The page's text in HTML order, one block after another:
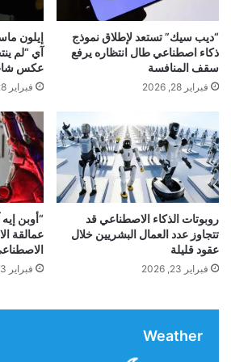
الذرات المحايدة
الصورة: ويل لاب/جامعة كولومبيا
أحد الأساليب الواعدة هوكتل من
التقاط الذرات والاحتفاظ بها
تسمىملاقط بصرية. تعمل هذه
فالضوء “يلتقط” الذرات الفردية
يمكن استخدام كل ذرة ككيوبت.
ض
ب
ر
ن
س
و
ن
و
ا
ل
خ
ر
ف
ط
!
“ديب سيك” تستعد لإطلاق نموذج
ذكاء اصطناعي طال انتظاره يرفع
سقف المنافسة
فبراير 28, 2026
إيلون
آي “لم
عكس
فبراير 28, 2026
روبوتات الذكاء الاصطناعي قد
تتجاوز عدد العمال البشريين خلال
عقود قليلة
فبراير 23, 2026
“أوبن
عمالقة
فبراير 23, 2026
Weather